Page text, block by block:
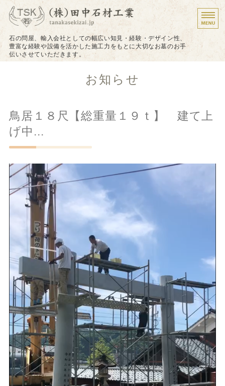
墓石のことなら株式
石の問屋、輸入会社としての幅広い知見・経験・デザイン性、
豊富な経験や設備を活かした施工力をもとに大切なお墓のお手
伝いさせていただきます。
施工実績
戒名（法名）の追加彫り
お知らせ
鳥居１８尺【総重量１９ｔ】 建て上
げ中...